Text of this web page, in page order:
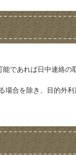
であれば日中連絡の
場合を除き、目的外